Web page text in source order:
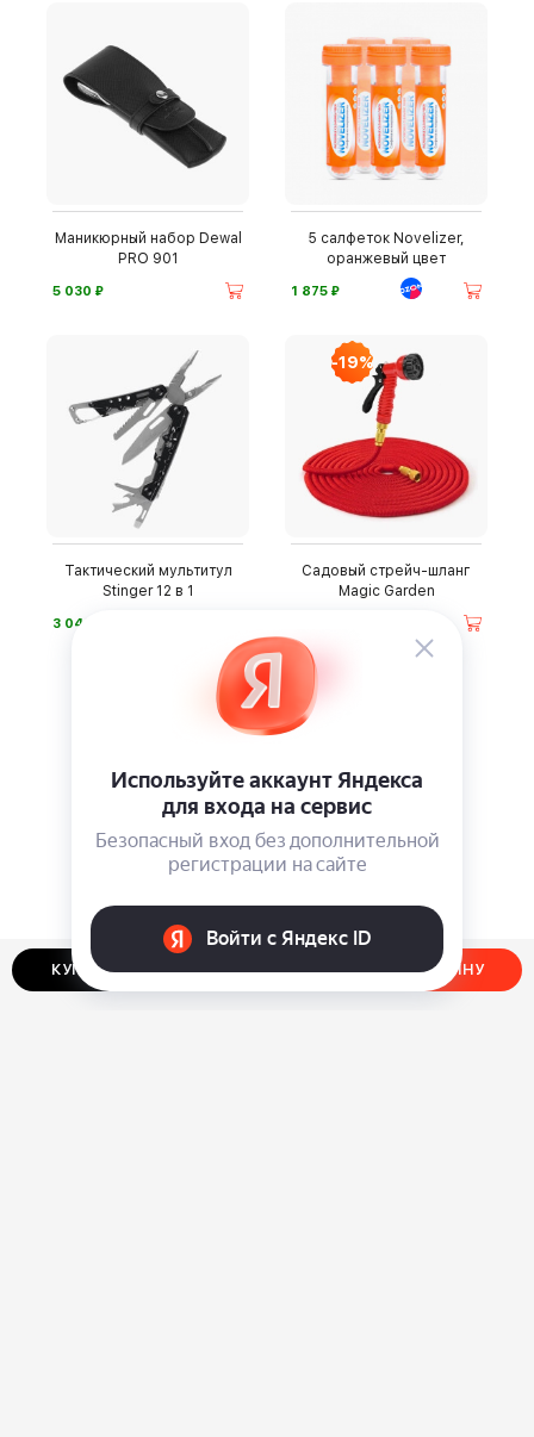
КУПИТЬ В ОДИН КЛИК ДОБАВИТЬ В КОРЗИНУ
Маникюрный набор Dewal
PRO 901
5 030 ⃏
5 салфеток Novelizer,
оранжевый цвет
1 875 ⃏
Тактический мультитул
Stinger 12 в 1
3 040
-19%
Садовый стрейч-шланг
Magic Garden